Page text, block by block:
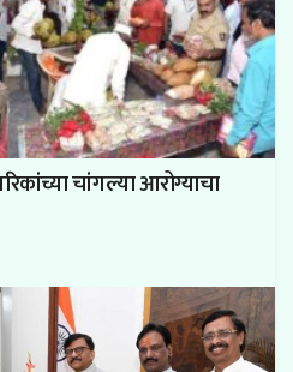
चांगल्या आरोग्याचा